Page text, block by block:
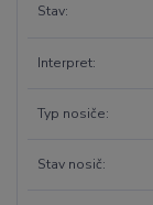
Stav
Interpret
Typ nosiče
Stav nosič